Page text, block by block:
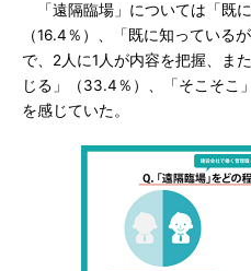
「遠隔臨場」については「既
（16.4％）、「既に知っている
で、2人に1人が内容を把握、ま
じる」（33.4％）、「そこそこ
を感じていた。